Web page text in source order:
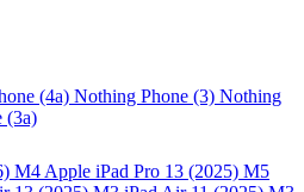
(4a) Nothing Phone (3) Nothing
(3a)
M4 Apple iPad Pro 13 (2025) M5